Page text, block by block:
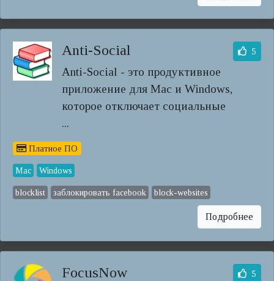
Anti-Social
Anti-Social - это продуктивное
приложение для Mac и Windows,
которое отключает социальные
...
5
Платное ПО
Mac Windows
blocklist заблокировать facebook block-websites
Подробнее
FocusNow 5